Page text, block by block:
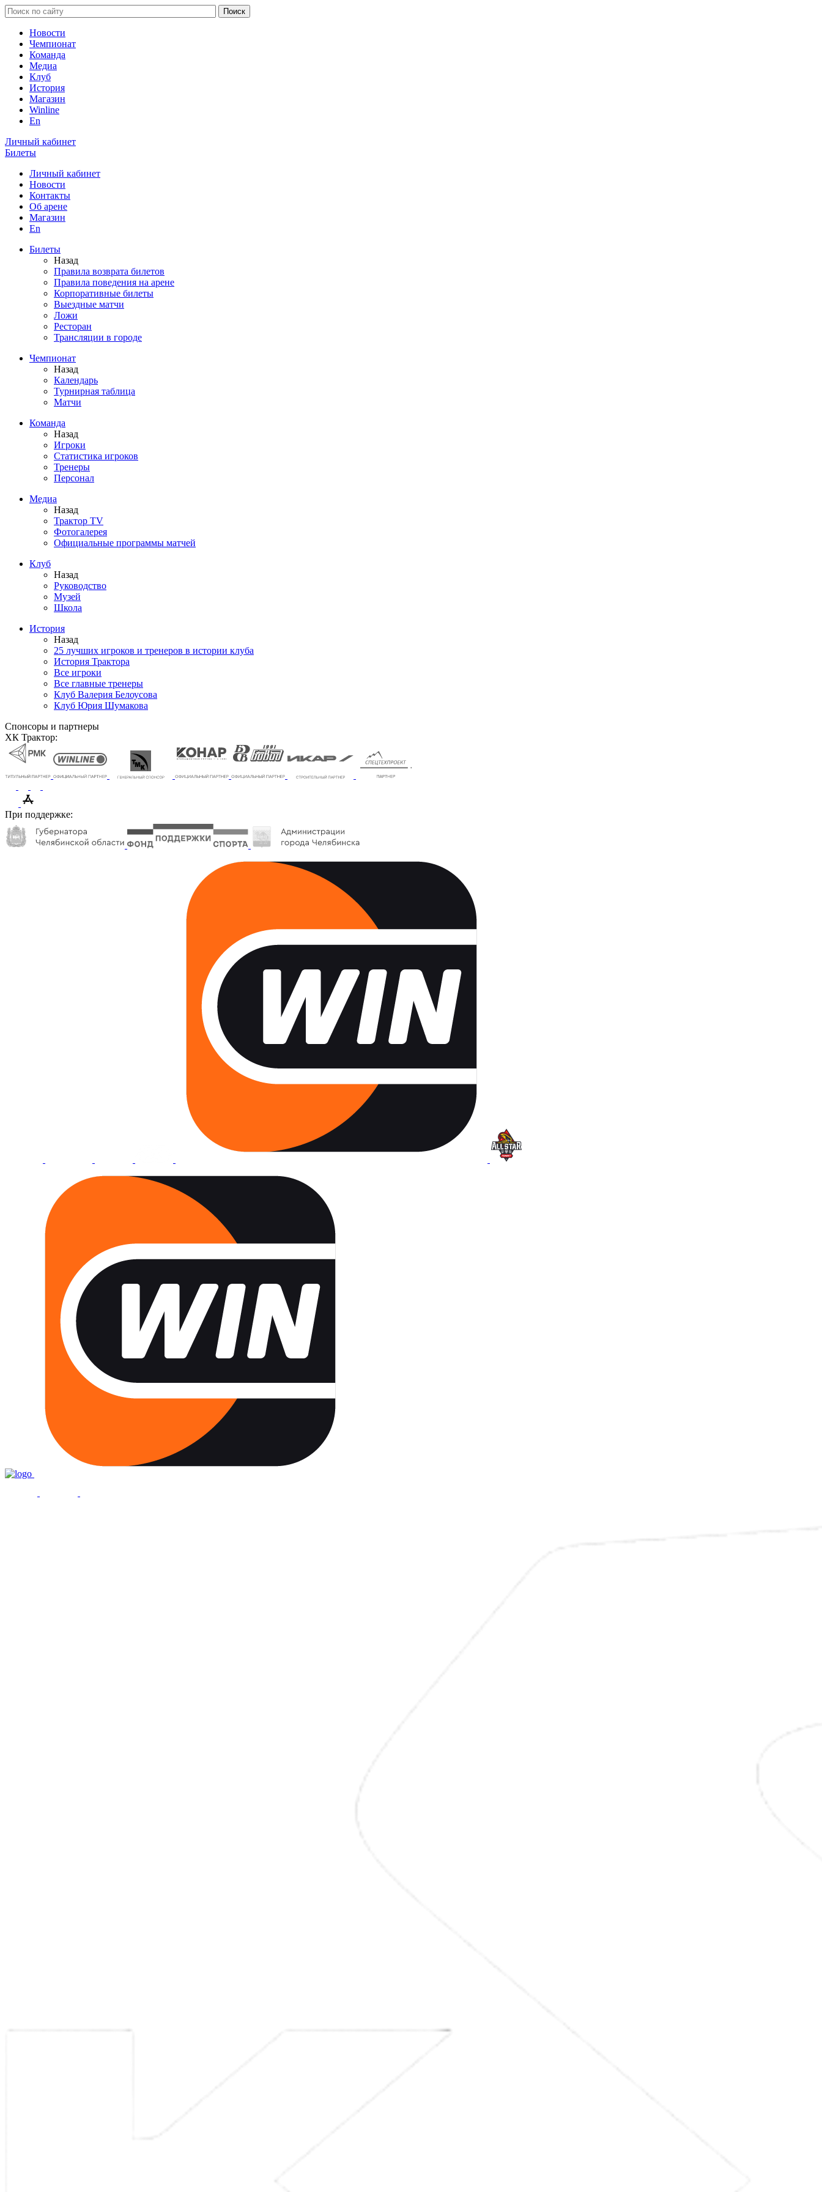
Новости
Чемпионат
Команда
Медиа
Клуб
История
Магазин
Winline
En
Личный кабинет
Билеты
Личный кабинет
Новости
Контакты
Об арене
Магазин
En
Билеты
Назад
Правила возврата билетов
Правила поведения на арене
Корпоративные билеты
Выездные матчи
Ложи
Ресторан
Трансляции в городе
Чемпионат
Назад
Календарь
Турнирная таблица
Матчи
Команда
Назад
Игроки
Статистика игроков
Тренеры
Персонал
Медиа
Назад
Трактор TV
Фотогалерея
Официальные программы матчей
Клуб
Назад
Руководство
Музей
Школа
История
Назад
25 лучших игроков и тренеров в истории клуба
История Трактора
Все игроки
Все главные тренеры
Клуб Валерия Белоусова
Клуб Юрия Шумакова
Спонсоры и партнеры
ХК Трактор:
При поддержке: